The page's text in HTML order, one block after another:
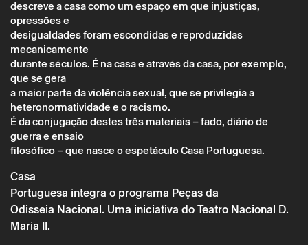
descreve a casa como um espaço em que injustiças,
opressões e
desigualdades foram escondidas e reproduzidas
mecanicamente
durante séculos. É na casa e através da casa, por exemplo,
que se gera
a maior parte da violência sexual, que se privilegia a
heteronormatividade e o racismo.
É da conjugação destes três materiais – fado, diário de
guerra e ensaio
filosófico – que nasce o espetáculo Casa Portuguesa.
Casa
Portuguesa integra o programa Peças da
Odisseia Nacional. Uma iniciativa do Teatro Nacional D.
Maria II.
Sábado 11 fevereiro → Teatro
CASA PORTUGUESA